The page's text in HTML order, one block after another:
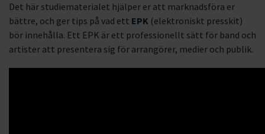
Det här studiematerialet hjälper er att marknadsföra er
bättre, och ger tips på vad ett EPK (elektroniskt presskit)
bör innehålla. Ett EPK är ett professionellt sätt för band och
artister att presentera sig för arrangörer, medier och publik.